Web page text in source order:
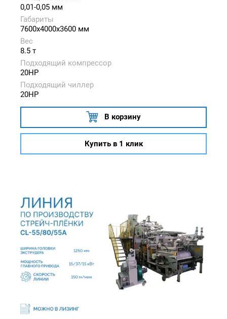
0,01-0,05 мм
Габариты
7600x4000x3600 мм
Вес
8.5 т
Подходящий компрессор
20HP
Подходящий чиллер
20HP
В корзину
Купить в 1 клик